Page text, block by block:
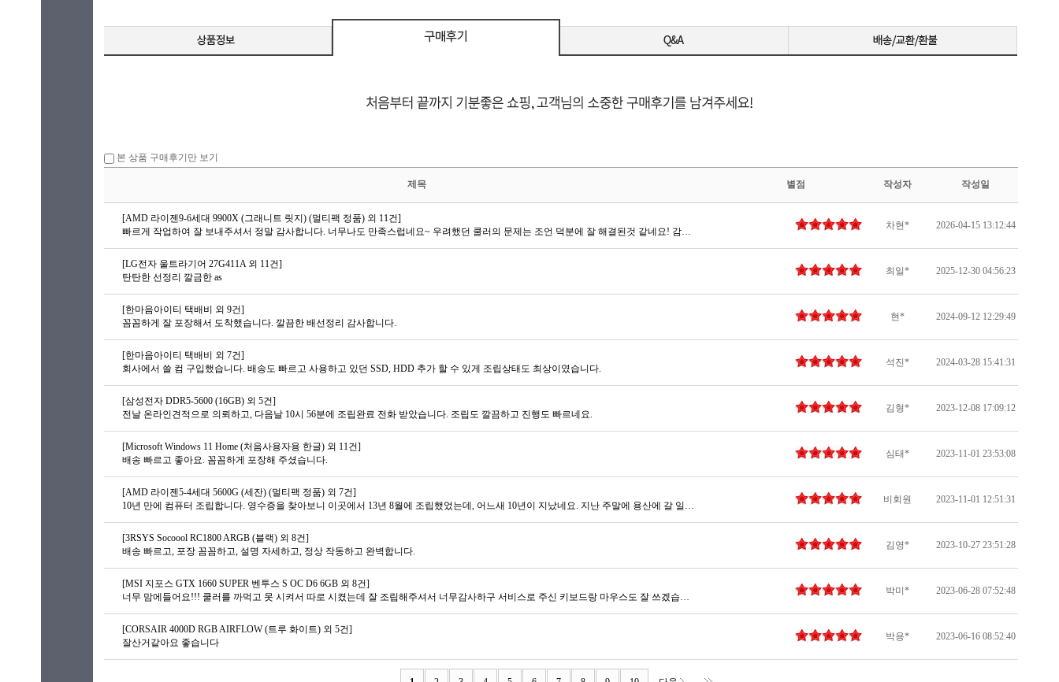
본 상품 구매후기만 보기
제목 별점 작성자 작성일
[AMD 라이젠9-6세대 9900X (그래니트 릿지) (멀티팩 정품) 외 11건]
빠르게 작업하여 잘 보내주셔서 정말 감사합니다. 너무나도 만족스럽네요~ 우려했던 쿨러의 문제는 조언 덕분에 잘 해결된것 같네요! 감사합니다!
차현* 2026-04-15 13:12:44
[LG전자 울트라기어 27G411A 외 11건]
탄탄한 선정리 깔금한 as
최일* 2025-12-30 04:56:23
[한마음아이티 택배비 외 9건]
꼼꼼하게 잘 포장해서 도착했습니다. 깔끔한 배선정리 감사합니다.
현* 2024-09-12 12:29:49
[한마음아이티 택배비 외 7건]
회사에서 쓸 컴 구입했습니다. 배송도 빠르고 사용하고 있던 SSD, HDD 추가 할 수 있게 조립상태도 최상이였습니다.
석진* 2024-03-28 15:41:31
[삼성전자 DDR5-5600 (16GB) 외 5건]
전날 온라인견적으로 의뢰하고, 다음날 10시 56분에 조립완료 전화 받았습니다. 조립도 깔끔하고 진행도 빠르네요.
김형* 2023-12-08 17:09:12
[Microsoft Windows 11 Home (처음사용자용 한글) 외 11건]
배송 빠르고 좋아요. 꼼꼼하게 포장해 주셨습니다.
심태* 2023-11-01 23:53:08
[AMD 라이젠5-4세대 5600G (세잔) (멀티팩 정품) 외 7건]
10년 만에 컴퓨터 조립합니다. 영수증을 찾아보니 이곳에서 13년 8월에 조립했었는데, 어느새 10년이 지났네요. 지난 주말에 용산에 갈 일이 있어서 생각나서 들렀다가, 더이상 오프라인에서 견적을 안하신다고 해서 온라인몰 찾아서 견적내서 주문했네요. 현장에서 앉아서 견적내는 맛이 있었는데, 그것도 이제 과거의 추억이네요. 이제 예전처럼 게임을 열심히 하는 것도 아니고 해서 무난하게 50만원대 가성비로 맞췄습니다. 부품 하나 하나 검색해서 견적 내는 것도 이제 일이네요. 월요일에 주문해서 화요일 저녁에 받아 밤새 세팅하고 자고 일어나 이 글을 쓰고 있는데 만족합니다. 번창하세요.
비회원 2023-11-01 12:51:31
[3RSYS Socoool RC1800 ARGB (블랙) 외 8건]
배송 빠르고, 포장 꼼꼼하고, 설명 자세하고, 정상 작동하고 완벽합니다.
김영* 2023-10-27 23:51:28
[MSI 지포스 GTX 1660 SUPER 벤투스 S OC D6 6GB 외 8건]
너무 맘에들어요!!! 쿨러를 까먹고 못 시켜서 따로 시켰는데 잘 조립해주셔서 너무감사하구 서비스로 주신 키보드랑 마우스도 잘 쓰겠습니다!! 배송도 너무빠르고 뽁뽁이로 잘 포장해주셔서 좋았어용!! 1년안에 as받을일 없길!!! 감사합니다~~!
박미* 2023-06-28 07:52:48
[CORSAIR 4000D RGB AIRFLOW (트루 화이트) 외 5건]
잘산거같아요 좋습니다
박용* 2023-06-16 08:52:40